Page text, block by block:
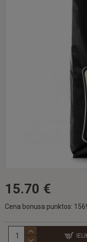
15.70 €
Cena bonusa punktos: